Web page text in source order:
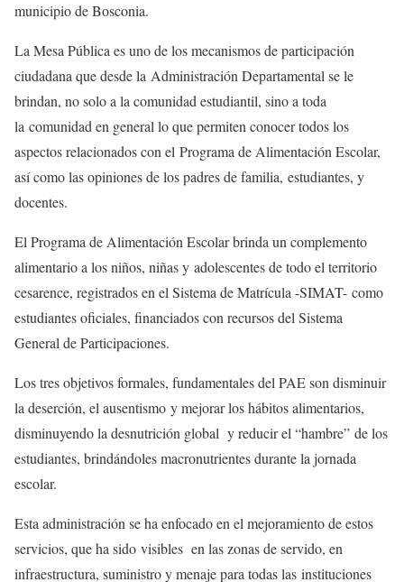
municipio de Bosconia.
La Mesa Pública es uno de los mecanismos de participación
ciudadana que desde la Administración Departamental se le
brindan, no solo a la comunidad estudiantil, sino a toda
la comunidad en general lo que permiten conocer todos los
aspectos relacionados con el Programa de Alimentación Escolar,
así como las opiniones de los padres de familia, estudiantes, y
docentes.
El Programa de Alimentación Escolar brinda un complemento
alimentario a los niños, niñas y adolescentes de todo el territorio
cesarence, registrados en el Sistema de Matrícula -SIMAT- como
estudiantes oficiales, financiados con recursos del Sistema
General de Participaciones.
Los tres objetivos formales, fundamentales del PAE son disminuir
la deserción, el ausentismo y mejorar los hábitos alimentarios,
disminuyendo la desnutrición global y reducir el “hambre” de los
estudiantes, brindándoles macronutrientes durante la jornada
escolar.
Esta administración se ha enfocado en el mejoramiento de estos
servicios, que ha sido visibles en las zonas de servido, en
infraestructura, suministro y menaje para todas las instituciones